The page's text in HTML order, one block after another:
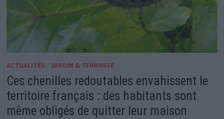
ACTUALITÉS JARDIN & TERRASSE
Ces chenilles redoutables envahissent le
territoire français : des habitants sont
même obligés de quitter leur maison